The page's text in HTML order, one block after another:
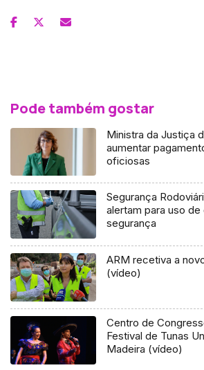
Pode também gostar
Ministra da Justiça
aumentar
oficiosas
Segurança
alertam para uso
segurança
ARM recetiva a
(vídeo)
Centro de
Festival de Tunas
Madeira (vídeo)